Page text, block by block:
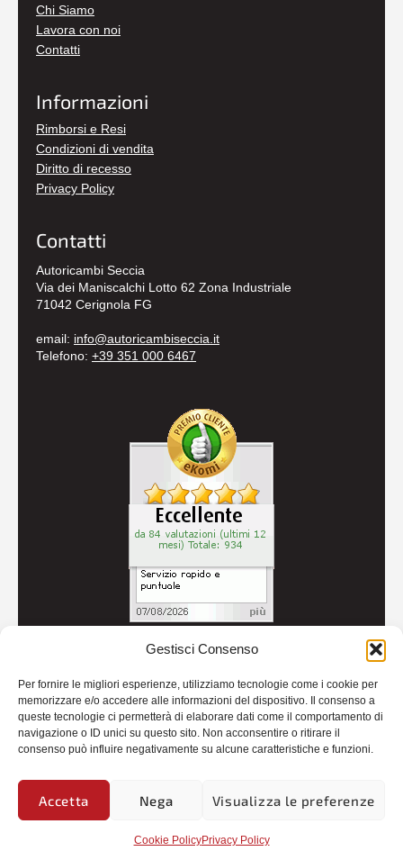
Gestisci Consenso
Per fornire le migliori esperienze, utilizziamo tecnologie come i cookie per
memorizzare e/o accedere alle informazioni del dispositivo. Il consenso a
queste tecnologie ci permetterà di elaborare dati come il comportamento di
navigazione o ID unici su questo sito. Non acconsentire o ritirare il
consenso può influire negativamente su alcune caratteristiche e funzioni.
Accetta Nega Visualizza le preferenze
Cookie PolicyPrivacy Policy
Chi Siamo
Lavora con noi
Contatti
Informazioni
Rimborsi e Resi
Condizioni di vendita
Diritto di recesso
Privacy Policy
Contatti
Autoricambi Seccia
Via dei Maniscalchi Lotto 62 Zona Industriale
71042 Cerignola FG
email: info@autoricambiseccia.it
Telefono: +39 351 000 6467
Credits